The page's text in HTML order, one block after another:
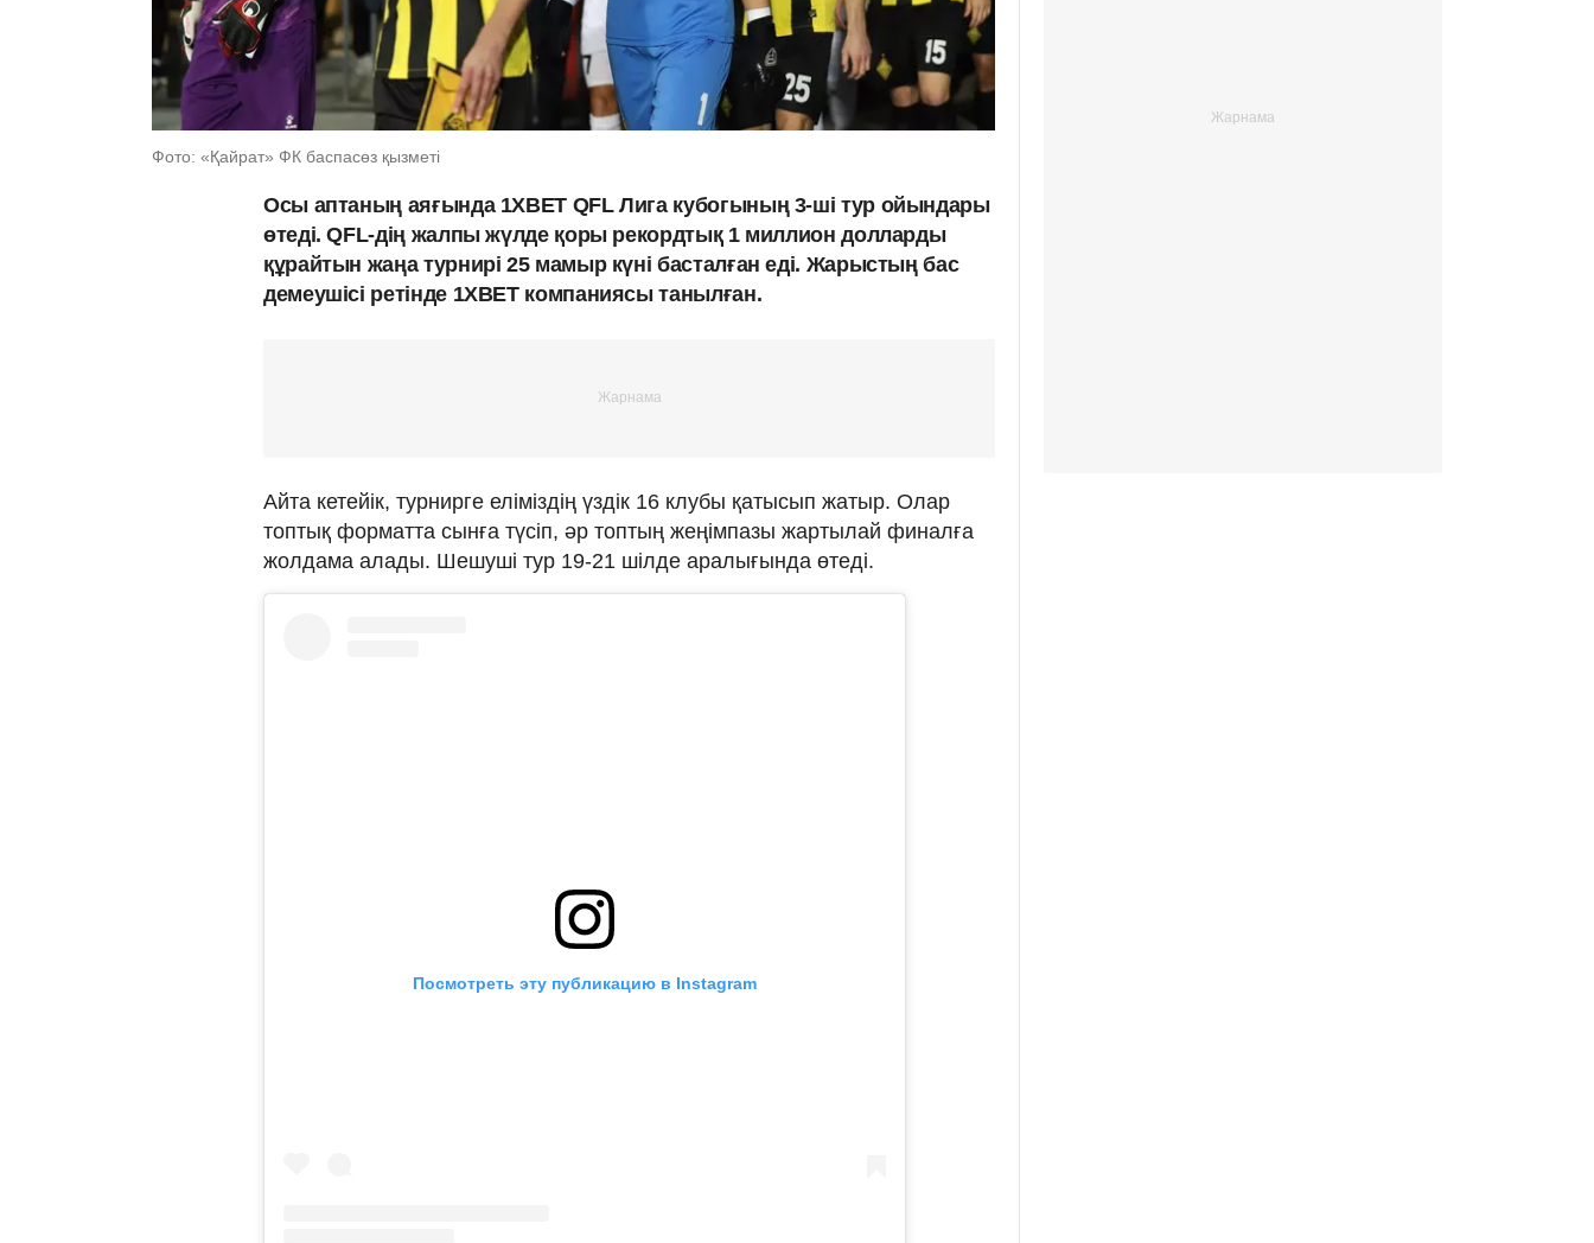
Фото: «Қайрат» ФК баспасөз қызметі
Осы аптаның аяғында 1ХВЕТ QFL Лига кубогының 3-ші тур ойындары
өтеді. QFL-дің жалпы жүлде қоры рекордтық 1 миллион долларды
құрайтын жаңа турнирі 25 мамыр күні басталған еді. Жарыстың бас
демеушісі ретінде 1ХВЕТ компаниясы танылған.
Айта кетейік, турнирге еліміздің үздік 16 клубы қатысып жатыр. Олар
топтық форматта сынға түсіп, әр топтың жеңімпазы жартылай финалға
жолдама алады. Шешуші тур 19-21 шілде аралығында өтеді.
Посмотреть эту публикацию в Instagram